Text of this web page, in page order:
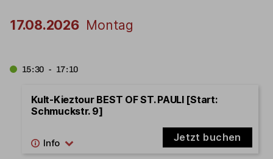
17.08.2026 Montag
15:30 - 17:10
Kult-Kieztour BEST OF ST. PAULI [Start:
Schmuckstr. 9]
Jetzt buchen